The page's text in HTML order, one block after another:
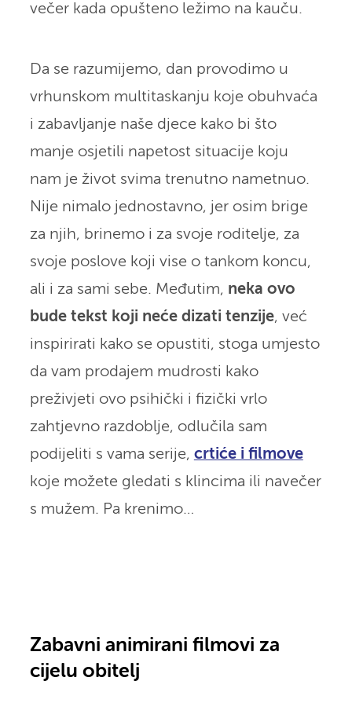
večer kada opušteno ležimo na kauču.
Da se razumijemo, dan provodimo u
vrhunskom multitaskanju koje obuhvaća
i zabavljanje naše djece kako bi što
manje osjetili napetost situacije koju
nam je život svima trenutno nametnuo.
Nije nimalo jednostavno, jer osim brige
za njih, brinemo i za svoje roditelje, za
svoje poslove koji vise o tankom koncu,
ali i za sami sebe. Međutim, neka ovo
bude tekst koji neće dizati tenzije, već
inspirirati kako se opustiti, stoga umjesto
da vam prodajem mudrosti kako
preživjeti ovo psihički i fizički vrlo
zahtjevno razdoblje, odlučila sam
podijeliti s vama serije, crtiće i filmove
koje možete gledati s klincima ili navečer
s mužem. Pa krenimo…
Zabavni animirani filmovi za
cijelu obitelj